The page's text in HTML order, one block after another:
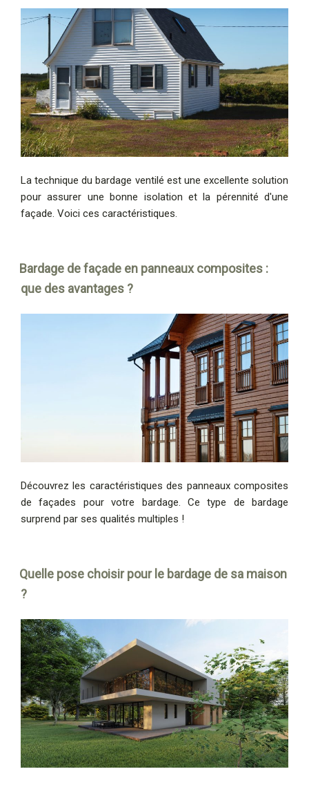
La technique du bardage ventilé est une excellente solution
pour assurer une bonne isolation et la pérennité d'une
façade. Voici ces caractéristiques.
Bardage de façade en panneaux composites :
que des avantages ?
Découvrez les caractéristiques des panneaux composites
de façades pour votre bardage. Ce type de bardage
surprend par ses qualités multiples !
Quelle pose choisir pour le bardage de sa maison
?